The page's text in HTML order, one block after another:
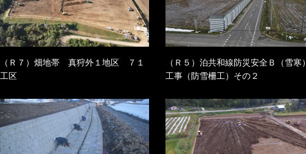
（Ｒ７）畑地帯 真狩外１地区 ７１
工区
（Ｒ５）泊共和線防災安全Ｂ（雪寒）
工事（防雪柵工）その２